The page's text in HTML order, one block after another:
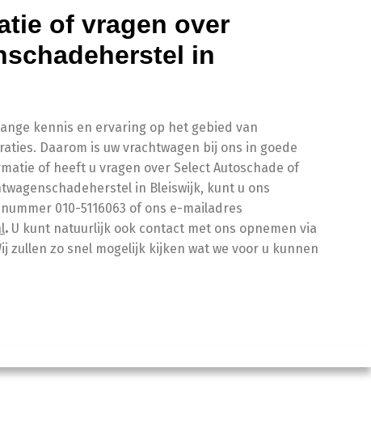
of vragen over
in
kennis en ervaring op het gebied van
Daarom is uw vrachtwagen bij ons in goede
of heeft u vragen over Select Autoschade of
in Bleiswijk, kunt u ons
010-5116063 of ons e-mailadres
. U kunt natuurlijk ook contact met ons opnemen via
zullen zo snel mogelijk kijken wat we voor u kunnen